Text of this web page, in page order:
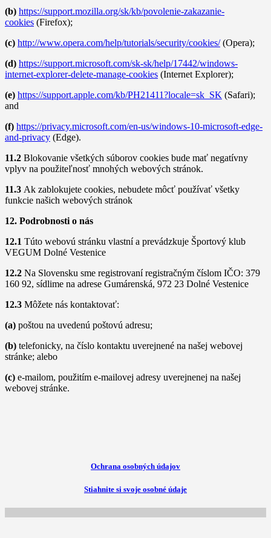
(b) https://support.mozilla.org/sk/kb/povolenie-zakazanie-
cookies (Firefox);
(c) http://www.opera.com/help/tutorials/security/cookies/(Opera);
(d) https://support.microsoft.com/sk-sk/help/17442/windows-
internet-explorer-delete-manage-cookies (Internet Explorer);
(e) https://support.apple.com/kb/PH21411?locale=sk_SK (Safari);
and
(f) https://privacy.microsoft.com/en-us/windows-10-microsoft-edge-
and-privacy (Edge).
11.2 Blokovanie všetkých súborov cookies bude mať negatívny
vplyv na použiteľnosť mnohých webových stránok.
11.3 Ak zablokujete cookies, nebudete môcť používať všetky
funkcie našich webových stránok
12. Podrobnosti o nás
12.1 Túto webovú stránku vlastní a prevádzkuje Športový klub
VEGUM Dolné Vestenice
12.2 Na Slovensku sme registrovaní registračným číslom IČO: 379
160 92, sídlime na adrese Gumárenská, 972 23 Dolné Vestenice
12.3 Môžete nás kontaktovať:
(a) poštou na uvedenú poštovú adresu;
(b) telefonicky, na číslo kontaktu uverejnené na našej webovej
stránke; alebo
(c) e-mailom, použitím e-mailovej adresy uverejnenej na našej
webovej stránke.
Ochrana osobných údajov
Stiahnite si svoje osobné údaje